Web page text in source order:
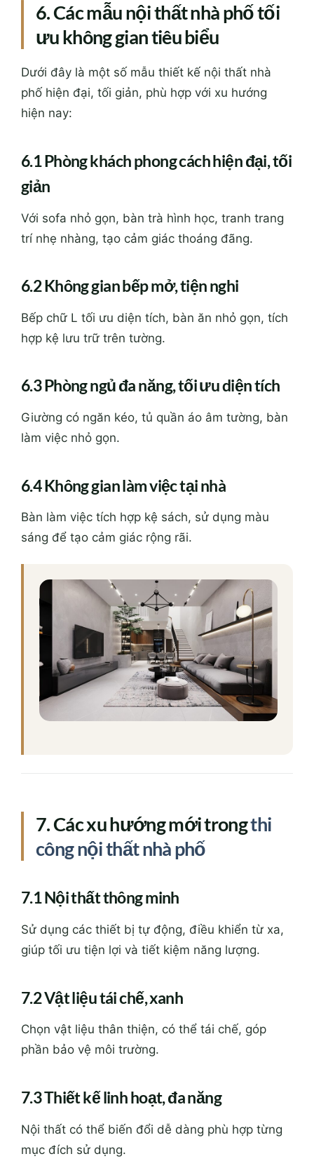
6. Các mẫu nội thất nhà phố tối
ưu không gian tiêu biểu
Dưới đây là một số mẫu thiết kế nội thất nhà
phố hiện đại, tối giản, phù hợp với xu hướng
hiện nay:
6.1 Phòng khách phong cách hiện đại, tối
giản
Với sofa nhỏ gọn, bàn trà hình học, tranh trang
trí nhẹ nhàng, tạo cảm giác thoáng đãng.
6.2 Không gian bếp mở, tiện nghi
Bếp chữ L tối ưu diện tích, bàn ăn nhỏ gọn, tích
hợp kệ lưu trữ trên tường.
6.3 Phòng ngủ đa năng, tối ưu diện tích
Giường có ngăn kéo, tủ quần áo âm tường, bàn
làm việc nhỏ gọn.
6.4 Không gian làm việc tại nhà
Bàn làm việc tích hợp kệ sách, sử dụng màu
sáng để tạo cảm giác rộng rãi.
7. Các xu hướng mới trongthi
công nội thất nhà phố
7.1 Nội thất thông minh
Sử dụng các thiết bị tự động, điều khiển từ xa,
giúp tối ưu tiện lợi và tiết kiệm năng lượng.
7.2 Vật liệu tái chế, xanh
Chọn vật liệu thân thiện, có thể tái chế, góp
phần bảo vệ môi trường.
7.3 Thiết kế linh hoạt, đa năng
Nội thất có thể biến đổi dễ dàng phù hợp từng
mục đích sử dụng.